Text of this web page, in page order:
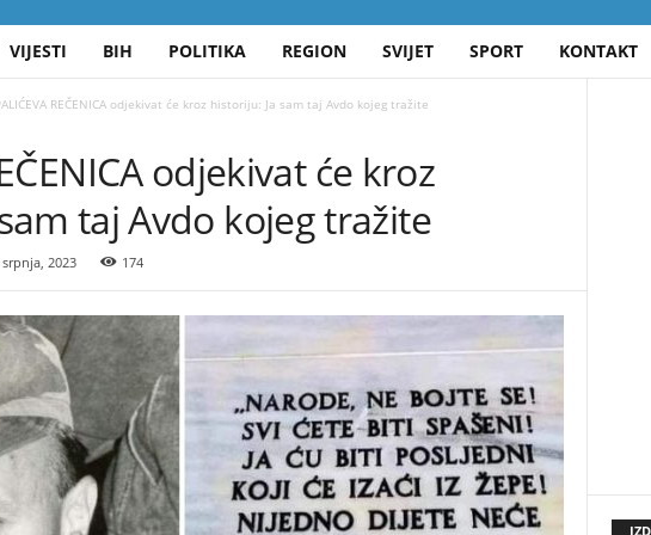
VIJESTI BIH POLITIKA REGION SVIJET SPORT KONTAKT
REČENICA odjekivat će kroz historiju: Ja sam taj Avdo kojeg tražite
odjekivat će kroz
taj Avdo kojeg tražite
srpnja, 2023 174